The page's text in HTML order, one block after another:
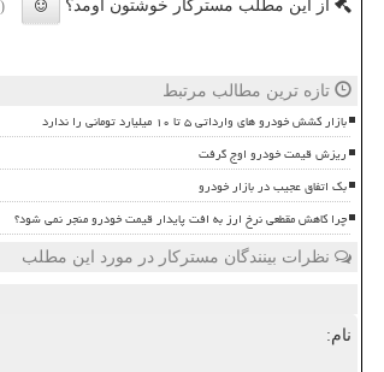
از این مطلب مسترکار خوشتون اومد؟ (1)
تازه ترین مطالب مرتبط
بازار کشش خودرو های وارداتی ۵ تا ۱۰ میلیارد تومانی را ندارد
ریزش قیمت خودرو اوج گرفت
بک اتفاق عجیب در بازار خودرو
چرا کاهش مقطعی نرخ ارز به افت پایدار قیمت خودرو منجر نمی شود؟
نظرات بینندگان مسترکار در مورد این مطلب
نام: